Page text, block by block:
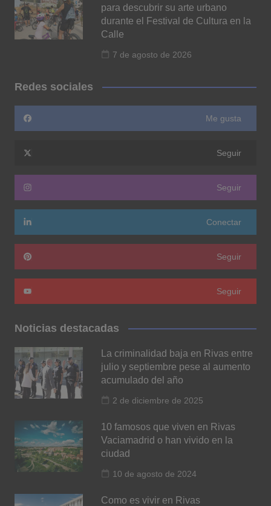
para descubrir su arte urbano
durante el Festival de Cultura en la
Calle
7 de agosto de 2026
Redes sociales
Me gusta
Seguir
Seguir
Conectar
Seguir
Seguir
Noticias destacadas
La criminalidad baja en Rivas entre
julio y septiembre pese al aumento
acumulado del año
2 de diciembre de 2025
10 famosos que viven en Rivas
Vaciamadrid o han vivido en la
ciudad
10 de agosto de 2024
Como es vivir en Rivas